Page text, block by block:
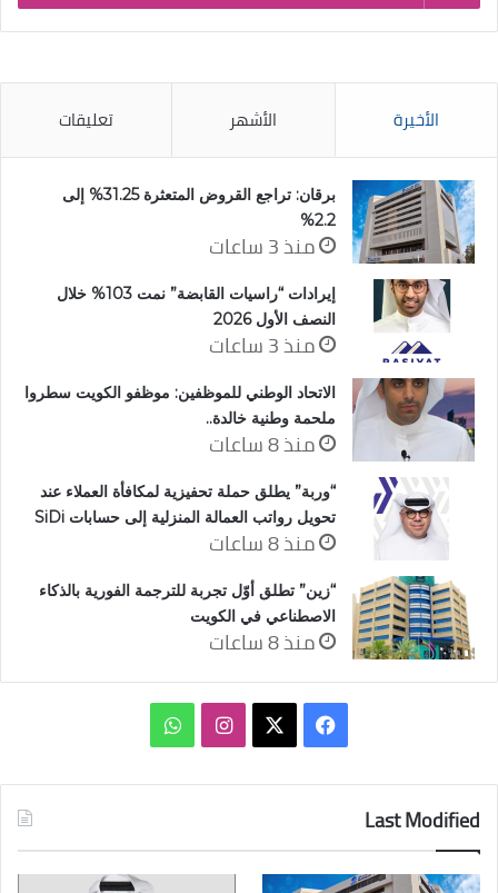
الأخيرة الأشهر تعليقات
برقان: تراجع القروض المتعثرة 31.25% إلى
2.2%
منذ 3 ساعات
إيرادات “راسيات القابضة” نمت 103% خلال
النصف الأول 2026
منذ 3 ساعات
الاتحاد الوطني للموظفين: موظفو الكويت سطروا
ملحمة وطنية خالدة..
منذ 8 ساعات
“وربة” يطلق حملة تحفيزية لمكافأة العملاء عند
تحويل رواتب العمالة المنزلية إلى حسابات SiDi
منذ 8 ساعات
“زين” تطلق أوّل تجربة للترجمة الفورية بالذكاء
الاصطناعي في الكويت
منذ 8 ساعات
فيسبوك انستقرامواتساب
Last Modified